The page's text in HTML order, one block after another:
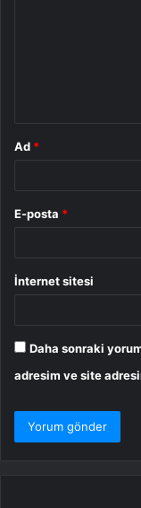
Ad *
E-posta *
İnternet sitesi
Daha sonraki
adresim ve site